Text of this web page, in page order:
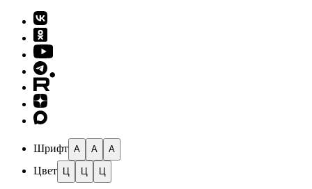
Шрифт A A A
Цвет Ц Ц Ц